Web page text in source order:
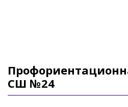
СШ №24